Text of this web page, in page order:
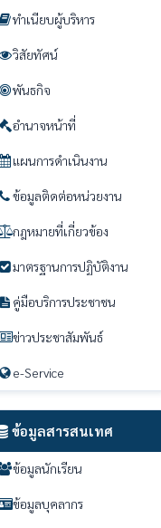
ทำเนียบผู้บริหาร
วิสัยทัศน์
พันธกิจ
อำนาจหน้าที่
แผนการดำเนินงาน
ข้อมูลติดต่อหน่วยงาน
กฎหมายที่เกี่ยวข้อง
มาตรฐานการปฏิบัติงาน
คู่มือบริการประชาชน
ข่าวประชาสัมพันธ์
e-Service
ข้อมูลสารสนเทศ
ข้อมูลนักเรียน
ข้อมูลบุคลากร